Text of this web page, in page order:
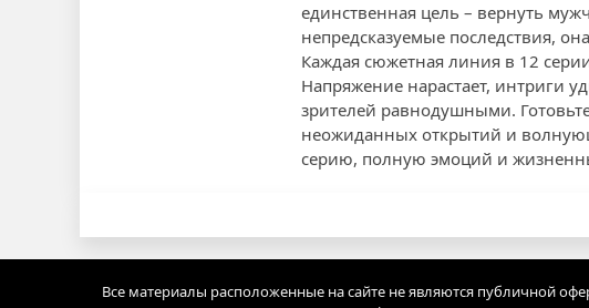
единственная цель – вернуть
непредсказуемые последствия,
Каждая сюжетная линия в 12
Напряжение нарастает, интриги
зрителей равнодушными.
неожиданных открытий и
серию, полную эмоций и
Все материалы расположенные на сайте не являются публичной